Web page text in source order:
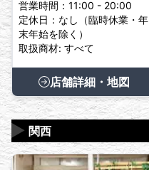
営業時間：11:00 - 20:00
定休日：なし（臨時休業・年
末年始を除く）
取扱商材: すべて
店舗詳細・地図
関西
▶